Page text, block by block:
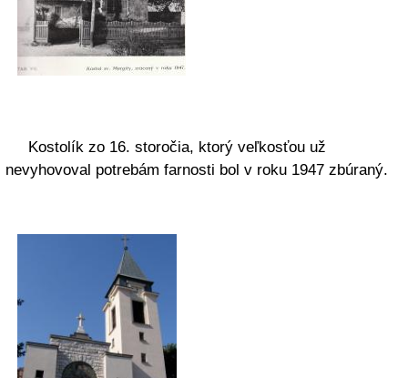
Kostolík zo 16. storočia, ktorý veľkosťou už
nevyhovoval potrebám farnosti bol v roku 1947 zbúraný.